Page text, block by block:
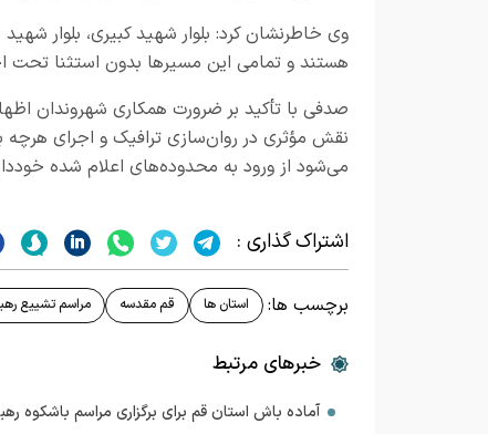
وی خاطرنشان کرد: بلوار شهید کبیری، بلوار
هستند و تمامی این مسیرها بدون استثنا تحت
صدفی با تأکید بر ضرورت همکاری شهروندان
نقش مؤثری در روان‌سازی ترافیک و اجرای
می‌شود از ورود به محدوده‌های اعلام شده
اشتراک گذاری :
برچسب ها: استان ها قم مقدسه مراسم تشییع
خبرهای مرتبط
آماده باش استان قم برای برگزاری مراسم باشکوه